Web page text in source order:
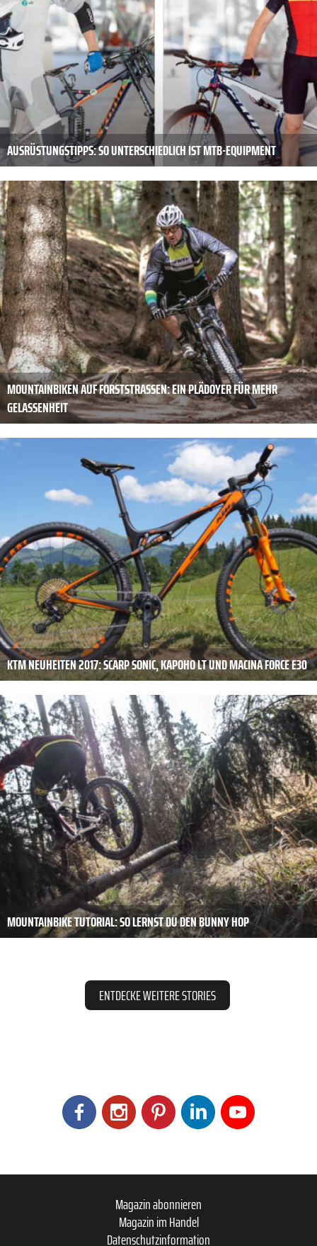
AUSRÜSTUNGSTIPPS: SO UNTERSCHIEDLICH IST MTB-EQUIPMENT
MOUNTAINBIKEN AUF FORSTSTRASSEN: EIN PLÄDOYER FÜR MEHR G
ELASSENHEIT
KTM NEUHEITEN 2017: SCARP SONIC, KAPOHO LT UND MACINA FORCE E30
MOUNTAINBIKE TUTORIAL: SO LERNST DU DEN BUNNY HOP
ENTDECKE WEITERE STORIES
Magazin abonnieren
Magazin im Handel
Datenschutzinformation